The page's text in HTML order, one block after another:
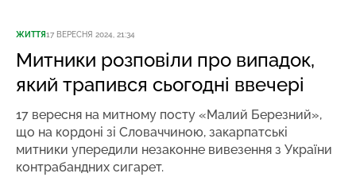
ЖИТТЯ17 ВЕРЕСНЯ 2024, 21:34
Митники розповіли про випадок,
який трапився сьогодні ввечері
17 вересня на митному посту «Малий Березний»,
що на кордоні зі Словаччиною, закарпатські
митники упередили незаконне вивезення з України
контрабандних сигарет.